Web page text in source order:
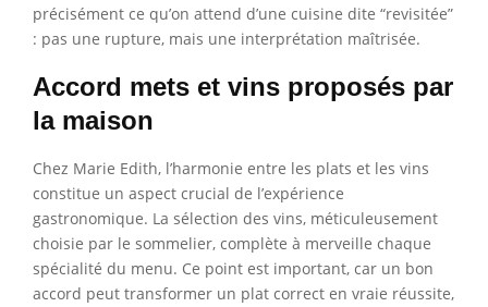
précisément ce qu’on attend d’une cuisine dite “revisitée”
: pas une rupture, mais une interprétation maîtrisée.
Accord mets et vins proposés par
la maison
Chez Marie Edith, l’harmonie entre les plats et les vins
constitue un aspect crucial de l’expérience
gastronomique. La sélection des vins, méticuleusement
choisie par le sommelier, complète à merveille chaque
spécialité du menu. Ce point est important, car un bon
accord peut transformer un plat correct en vraie réussite,